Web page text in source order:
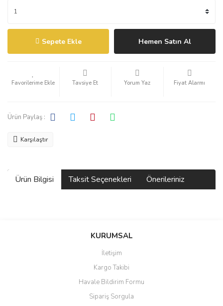
Sepete Ekle Hemen Satın Al
Tavsiye Et Yorum Yaz Fiyat Alarmı
Ürün Paylaş :
Karşılaştır
Ürün Bilgisi Taksit Seçenekleri Önerileriniz
Ürün resmi kalitesiz, bozuk veya görüntülenemiyor.
Ürün açıklamasında eksik bilgiler bulunuyor.
Ürün bilgilerinde hatalar bulunuyor.
KURUMSAL
İletişim
Kargo Takibi
Havale Bildirim Formu
Sipariş Sorgula